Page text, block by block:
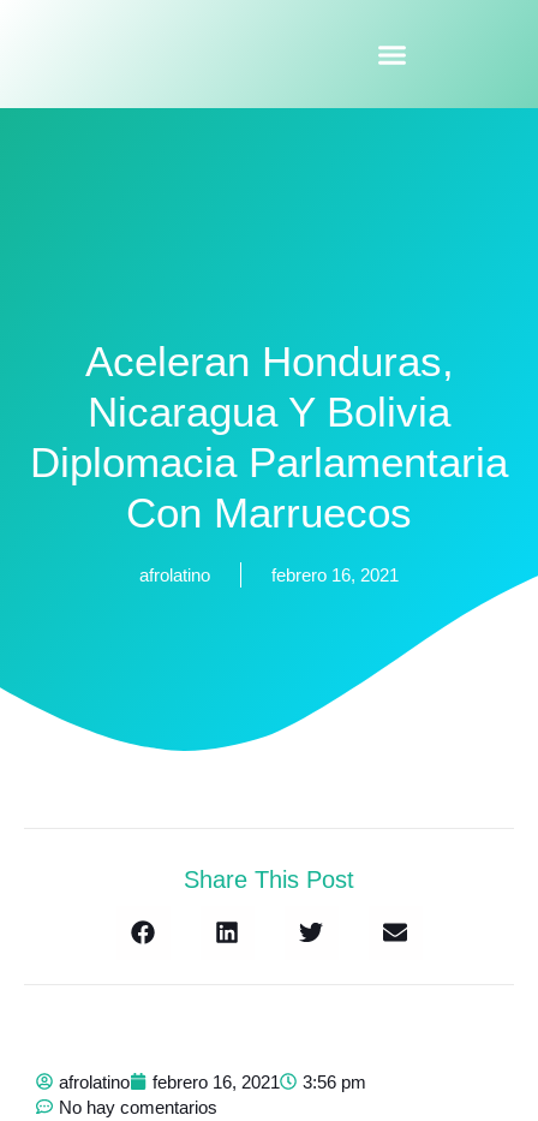
Aceleran Honduras,
Nicaragua Y Bolivia
Diplomacia Parlamentaria
Con Marruecos
afrolatino febrero 16, 2021
Share This Post
afrolatino febrero 16, 2021
3:56 pm
No hay comentarios